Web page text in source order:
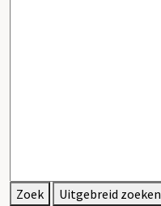
Zoek
Uitgebreid zoeken